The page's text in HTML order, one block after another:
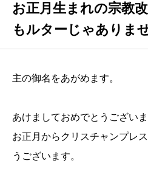
お正月生まれの宗教
もルターじゃありませ
主の御名をあがめます。
あけましておめでとうございま
お正月からクリスチャンプレ
うございます。